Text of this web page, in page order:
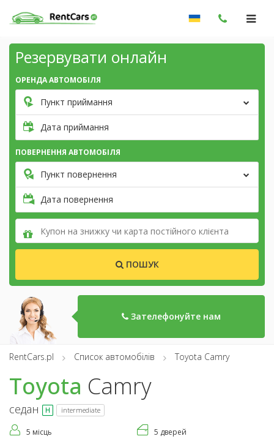
Резервувати онлайн
ОРЕНДА АВТОМОБІЛЯ
Пункт приймання
Дата приймання
ПОВЕРНЕННЯ АВТОМОБІЛЯ
Пункт повернення
Дата повернення
ПОШУК
Зателефонуйте нам
RentCars.pl Список автомобілів Toyota Camry
Toyota Camry
седан intermediate
5 місць
5 дверей